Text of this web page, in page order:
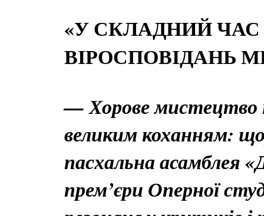
«У СКЛАДНИЙ
ВІРОСПОВІДАНЬ
— Хорове
великим коханням:
пасхальна асамблея
прем’єри Оперної